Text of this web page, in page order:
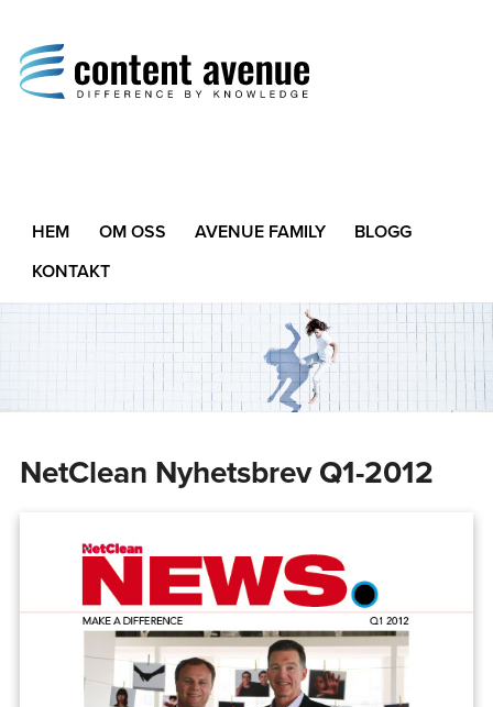
Difference by Knowledge
HEM OM OSS AVENUE FAMILY
BLOGG
KONTAKT
NetClean Nyhetsbrev Q1-2012